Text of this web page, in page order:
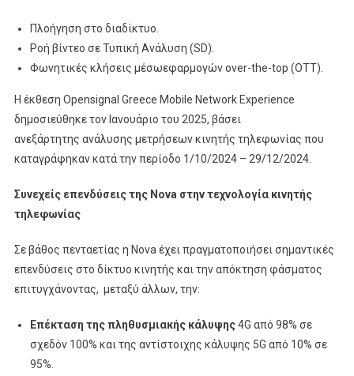
Πλοήγηση στο διαδίκτυο.
Ροή βίντεο σε Τυπική Ανάλυση (SD).
Φωνητικές κλήσεις μέσωεφαρμογών over-the-top (OTT).
Η έκθεση Opensignal Greece Mobile Network Experience
δημοσιεύθηκε τον Ιανουάριο του 2025, βάσει
ανεξάρτητης ανάλυσης μετρήσεων κινητής τηλεφωνίας που
καταγράφηκαν κατά την περίοδο 1/10/2024 – 29/12/2024.
Συνεχείς επενδύσεις της Nova στην τεχνολογία κινητής
τηλεφωνίας
Σε βάθος πενταετίας η Nova έχει πραγματοποιήσει σημαντικές
επενδύσεις στο δίκτυο κινητής και την απόκτηση φάσματος
επιτυγχάνοντας, μεταξύ άλλων, την:
Επέκταση της πληθυσμιακής κάλυψης4G από 98% σε
σχεδόν 100% και της αντίστοιχης κάλυψης 5G από 10% σε
95%.